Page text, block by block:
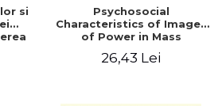
si
Psychosocial
Characteristics of Images
of Power in Mass
26,43 Lei